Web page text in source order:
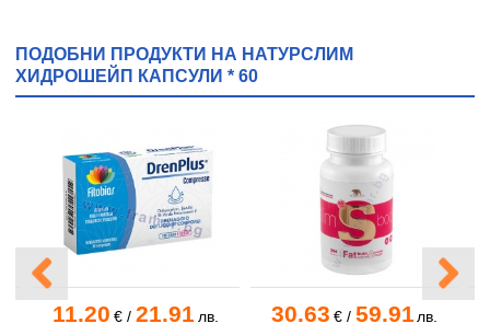
ПОДОБНИ ПРОДУКТИ НА НАТУРСЛИМ
ХИДРОШЕЙП КАПСУЛИ * 60
11.20 € / 21.91лв. 30.63 €/ 59.91лв.